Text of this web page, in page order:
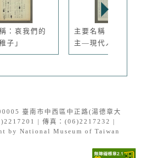
：哀我們的
子」
主要名稱：獨裁與民
主—現代人...
臺南市中西區中正路(湯德章大
| 傳真：(06)2217232 |
by National Museum of Taiwan